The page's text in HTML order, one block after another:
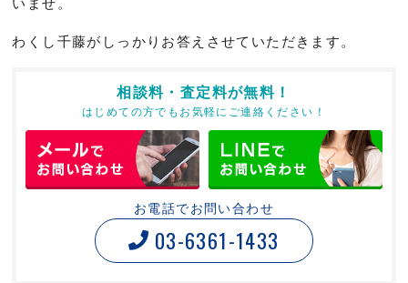
いませ。
わくし千藤がしっかりお答えさせていただきます。
相談料・査定料が無料！
はじめての方でもお気軽にご連絡ください！
お電話でお問い合わせ
03-6361-1433